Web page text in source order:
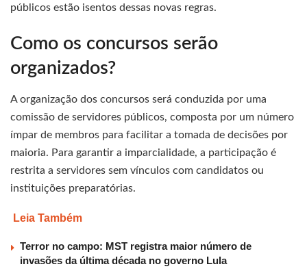
públicos estão isentos dessas novas regras.
Como os concursos serão
organizados?
A organização dos concursos será conduzida por uma
comissão de servidores públicos, composta por um número
ímpar de membros para facilitar a tomada de decisões por
maioria. Para garantir a imparcialidade, a participação é
restrita a servidores sem vínculos com candidatos ou
instituições preparatórias.
Leia Também
Terror no campo: MST registra maior número de
invasões da última década no governo Lula